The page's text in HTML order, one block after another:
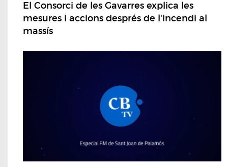
El Consorci de les Gavarres explica les
mesures i accions després de l'incendi al
massís